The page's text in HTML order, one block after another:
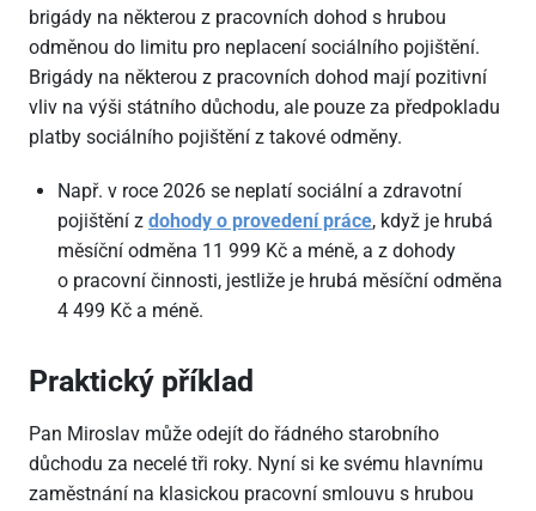
brigády na některou z pracovních dohod s hrubou
odměnou do limitu pro neplacení sociálního pojištění.
Brigády na některou z pracovních dohod mají pozitivní
vliv na výši státního důchodu, ale pouze za předpokladu
platby sociálního pojištění z takové odměny.
Např. v roce 2026 se neplatí sociální a zdravotní
pojištění z dohody o provedení práce, když je hrubá
měsíční odměna 11 999 Kč a méně, a z dohody
o pracovní činnosti, jestliže je hrubá měsíční odměna
4 499 Kč a méně.
Praktický příklad
Pan Miroslav může odejít do řádného starobního
důchodu za necelé tři roky. Nyní si ke svému hlavnímu
zaměstnání na klasickou pracovní smlouvu s hrubou